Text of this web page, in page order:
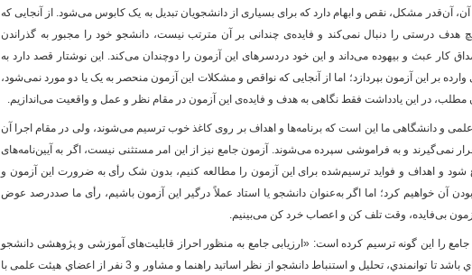
آن‌قدر مشکل، نقص و ابهام دارد که برای بسیاری از دانشجویان تبدیل به یک کابوس می‌شود. از آنجایی که
هدف درستی را دنبال نمی‌کند و فایده‌ی چندانی بر آن مترتب نیست، دانشجو خود را مجبور به گذراندن
کار عبث و بیهوده می‌داند و این خود دردسرهای این آزمون را دوچندان می‌کند. این نوشتار قصد دارد به
بر این آزمون بپردازد؛ اما از آنجایی که نواقص و مشکلات این آزمون منحصر به یک یا دو مورد نمی‌شود،
در این یادداشت فقط نگاهی به هدف و فایده‌ی این آزمون در مقام نظر و عمل و واقعیت می‌اندازیم.
و دانشگاهی ما این است که برنامه‌ها و اهداف بر روی کاغذ خوب ترسیم می‌شوند، ولی در مقام اجرا آن
نمی‌گیرند و به فراموشی سپرده می‌شوند. آزمون جامع نیز از این امر مستثنی نیست، اگر به آیین‌نامه‌های
شود و اهداف و فواید ترسیم‌شده برای این آزمون را مطالعه کنیم، بدون شک رأی به ضرورت این آزمون و
آن خواهیم کرد؛ اما اگر به‌عنوان دانشجو یا استاد عملاً درگیر این آزمون باشیم، رأی ما صددرصد عوض
بی‌فایده، وقت تلف کن و اعصاب خرد کن می‌بینیم.
را این گونه ترسیم کرده است: «ارزیابی جامع به منظور احراز قابلیت‌های آموزشی و پژوهشی دانشجو
است این آزمون باید به گونه‌اي باشد تا توانمندي، تحلیل و استنباط دانشجو از نظر اساتید راهنما و مشاور و 3 نفر از اعضاي هیئت علمی با